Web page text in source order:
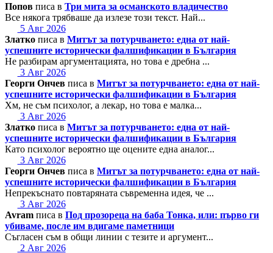
Попов писа в Три мита за османското владичество
Все някога трябваше да излезе този текст. Най...
5 Авг 2026
Златко писа в Митът за потурчването: една от най-
успешните исторически фалшификации в България
Не разбирам аргументацията, но това е дребна ...
3 Авг 2026
Георги Ончев писа в Митът за потурчването: една от най-
успешните исторически фалшификации в България
Хм, не съм психолог, а лекар, но това е малка...
3 Авг 2026
Златко писа в Митът за потурчването: една от най-
успешните исторически фалшификации в България
Като психолог вероятно ще оцените една аналог...
3 Авг 2026
Георги Ончев писа в Митът за потурчването: една от най-
успешните исторически фалшификации в България
Непрекъснато повтаряната съвременна идея, че ...
3 Авг 2026
Avram писа в Под прозореца на баба Тонка, или: първо ги
убиваме, после им вдигаме паметници
Съгласен съм в общи линии с тезите и аргумент...
2 Авг 2026